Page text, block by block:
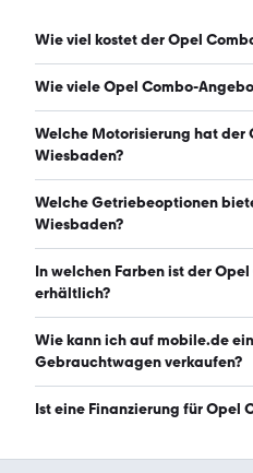
Wie viel kostet der Opel
Ein guter Preis für einen Opel
Wie viele Opel Combo-
Es gibt insgesamt 20 Opel
20 Gebraucht- und 0
Welche Motorisierung hat der
Wiesbaden?
Der Opel Combo in
73 und 131 PS. (Stand: 8.8.2026)
Welche Getriebeoptionen
Wiesbaden?
Der Opel Combo in
automatischem Getriebe
In welchen Farben ist der
erhältlich?
Den Opel Combo in
Farben: weiß, blau, schwarz,
Wie kann ich auf mobile.de
Gebrauchtwagen verkaufen?
Alle Informationen zum
Ist eine Finanzierung für Opel